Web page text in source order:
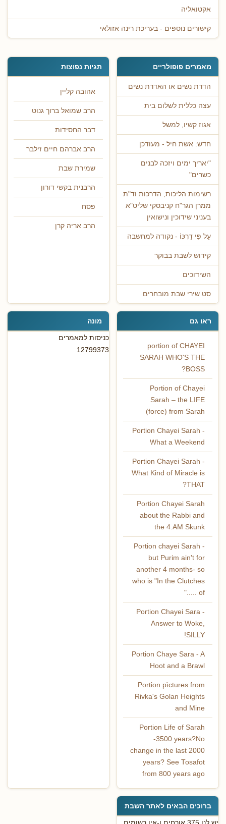
אקטואליה
קישורים נוספים - בעריכת רינה אזולאי
מאמרים פופולריים
הדרת נשים או האדרת נשים
עצה כללית לשלום בית
אגוז קשיו, למשל
חדש: אשת חיל - מעודכן
"יאריך ימים ויזכה לבנים
כשרים"
רשימות הליכות, הדרכות וד"ת
ממרן הגר"ח קניבסקי שליט"א
בעניני שידוכין ונישואין
עַל פִּי דַרְכּוֹ - נקודה למחשבה
קידוש לשבת בבוקר
השידוכים
סט שירי שבת מובחרים
תגיות נפוצות
אהובה קליין
הרב שמואל ברוך גנוט
דבר החסידות
הרב אברהם חיים זילבר
שמירת שבת
הרבנית בקשי דורון
פסח
הרב אריה קרן
ראו גם
portion of CHAYEI
SARAH WHO'S THE
BOSS?
Portion of Chayei
Sarah – the LIFE
(force) from Sarah
Portion Chayei Sarah -
What a Weekend
Portion Chayei Sarah -
What Kind of Miracle is
THAT?
Portion Chayei Sarah
about the Rabbi and
the 4.AM Skunk
Portion chayei Sarah -
but Purim ain't for
another 4 months- so
who is "In the Clutches
of ....."
Portion Chayei Sara -
Answer to Woke,
SILLY!
Portion Chaye Sara - A
Hoot and a Brawl
Portion pìctures from
Rivka's Golan Heights
and Mine
Portion Life of Sarah
-3500 years?No
change in the last 2000
years? See Tosafot
from 800 years ago
מונה
כניסות למאמרים
12799373
ברוכים הבאים לאתר השבת
יש לנו 375 אורחים ו-אין רשומים